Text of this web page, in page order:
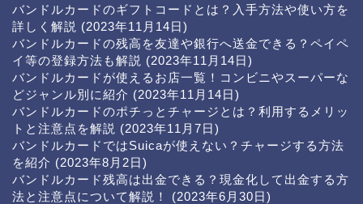
バンドルカードのギフトコードとは？入手方法や使い方を
詳しく解説 (2023年11月14日)
バンドルカードの残高を友達や銀行へ送金できる？ペイペ
イ等の登録方法も解説 (2023年11月14日)
バンドルカードが使えるお店一覧！コンビニやスーパーな
どジャンル別に紹介 (2023年11月14日)
バンドルカードのポチっとチャージとは？利用するメリッ
トと注意点を解説 (2023年11月7日)
バンドルカードではSuicaが使えない？チャージする方法
を紹介 (2023年8月2日)
バンドルカード残高は出金できる？現金化して出金する方
法と注意点について解説！
(2023年6月30日)